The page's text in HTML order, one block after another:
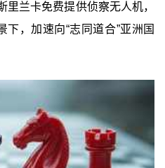
兰卡免费提供侦察无人机，
下，加速向“志同道合”亚洲国